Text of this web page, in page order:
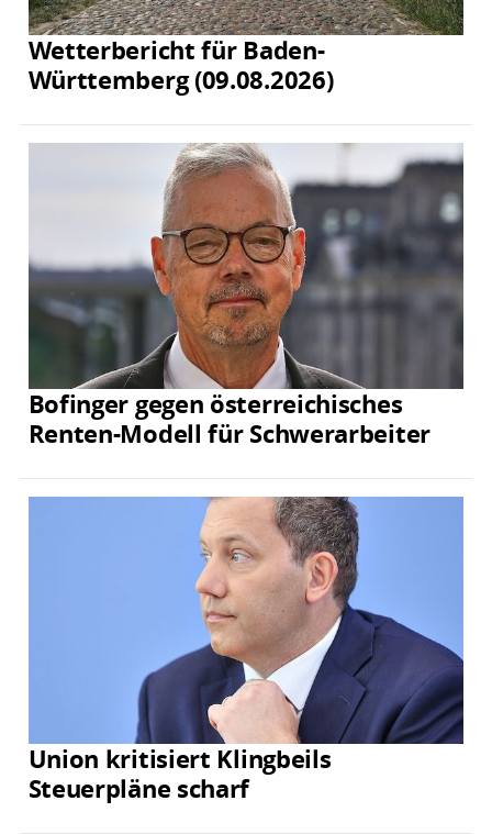
Wetterbericht für Baden-
Württemberg (09.08.2026)
Bofinger gegen österreichisches
Renten-Modell für Schwerarbeiter
Union kritisiert Klingbeils
Steuerpläne scharf